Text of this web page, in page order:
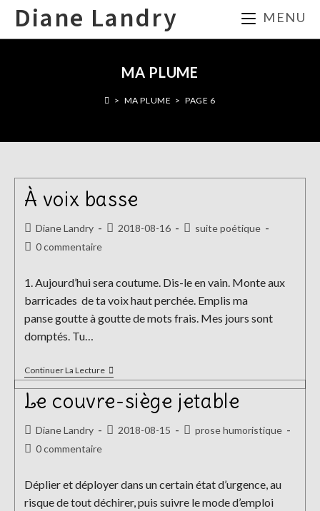
SkipDiane Landry MENU
MA PLUME
> MA PLUME > PAGE 6
À voix basse
Auteur/autrice
de
Diane Landry
Publication
2018-08-16
Postsuite poétique
Commentaires
publication :
0 commentaire
1. Aujourd’hui sera coutume. Dis-le en vain. Monte aux
barricades de ta voix haut perchée. Emplis ma
panse goutte à goutte de mots frais. Mes jours sont
domptés. Tu…
Continuer La LectureÀ
Voix
Basse
Le couvre-siège jetable
Auteur/autrice
de
Diane Landry
Publication
2018-08-15
Postprose humoristique
Commentaires
publication :
0 commentaire
Déplier et déployer dans un certain état d’urgence, au
risque de tout déchirer, puis suivre le mode d’emploi